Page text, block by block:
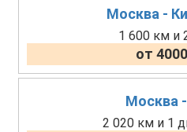
Москва -
1 600 км и
от
Москва -
2 020 км и 1